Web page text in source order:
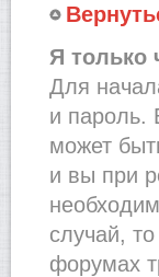
Я только
Для
и пароль.
может
и вы при
случай,
форумах